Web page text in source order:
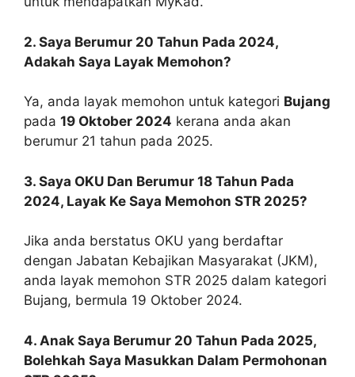
2. Saya Berumur 20 Tahun Pada 2024,
Adakah Saya Layak Memohon?
Ya, anda layak memohon untuk kategori Bujang
pada 19 Oktober 2024 kerana anda akan
berumur 21 tahun pada 2025.
3. Saya OKU Dan Berumur 18 Tahun Pada
2024, Layak Ke Saya Memohon STR 2025?
Jika anda berstatus OKU yang berdaftar
dengan Jabatan Kebajikan Masyarakat (JKM),
anda layak memohon STR 2025 dalam kategori
Bujang, bermula 19 Oktober 2024.
4. Anak Saya Berumur 20 Tahun Pada 2025,
Bolehkah Saya Masukkan Dalam Permohonan